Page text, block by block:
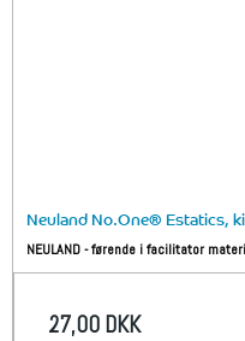
Neuland No.One® Estatics,
NEULAND - førende i facilitator
27,00 DKK